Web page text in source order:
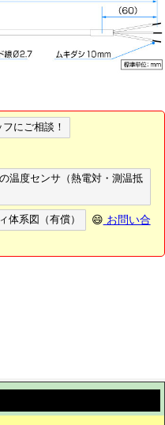
にご相談！
温度センサ（熱電対・測温抵
体系図（有償） 😄 お問い合